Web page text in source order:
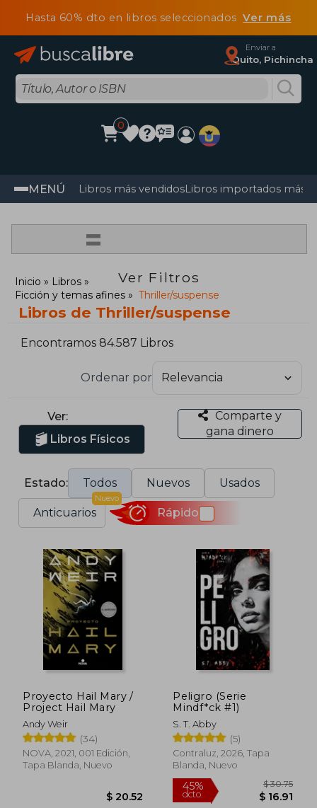
Hasta 60% dto en libros seleccionadosVer más
Enviar a
Quito, Pichincha
0
MENÚ Libros más vendidosLibros importados más
=
Ver Filtros
Inicio
Libros
Ficción y temas afines
Thriller/suspense
Libros de Thriller/suspense
Encontramos 84.587 Libros
Ordenar por
Ver:
Libros Físicos
Comparte y
gana dinero
Estado: Todos Nuevos Usados
Anticuarios
Nuevo
Rápido
Proyecto Hail Mary /
Project Hail Mary
Andy Weir
(34)
NOVA, 2021, 001 Edición,
Tapa Blanda, Nuevo
Peligro (Serie
Mindf*ck #1)
S. T. Abby
(5)
Contraluz, 2026, Tapa
Blanda, Nuevo